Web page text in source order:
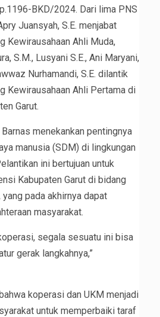
BKD/2024. Dari lima PNS
Juansyah, S.E. menjabat
Kewirausahaan Ahli Muda,
S.M., Lusyani S.E., Ani Maryani,
Nurhamandi, S.E. dilantik
Kewirausahaan Ahli Pertama di
Garut.
menekankan pentingnya
manusia (SDM) di lingkungan
ini bertujuan untuk
Kabupaten Garut di bidang
pada akhirnya dapat
masyarakat.
segala sesuatu ini bisa
gerak langkahnya,”
koperasi dan UKM menjadi
untuk memperbaiki taraf